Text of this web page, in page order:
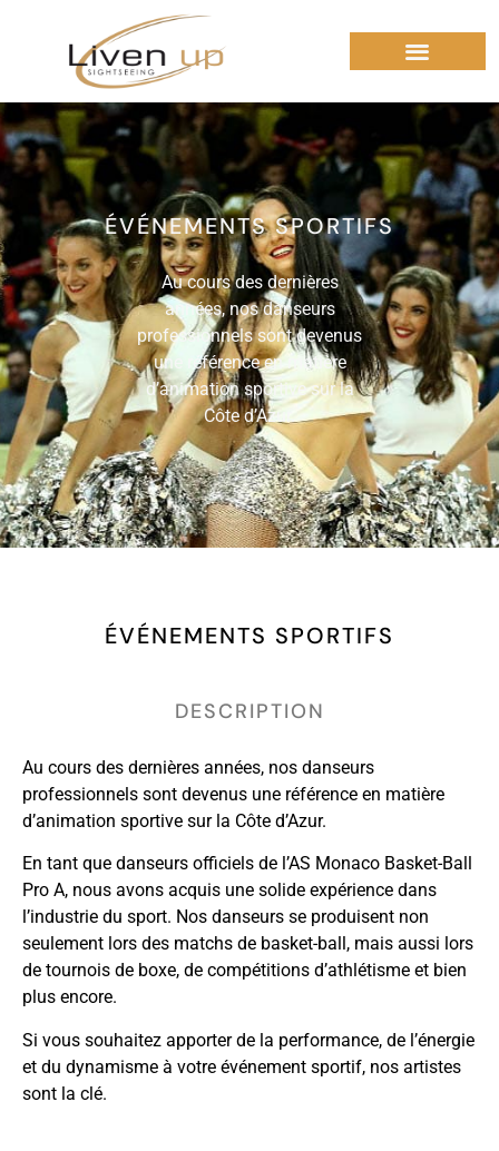
ÉVÉNEMENTS SPORTIFS
Au cours des dernières
années, nos danseurs
professionnels sont devenus
une référence en matière
d’animation sportive sur la
Côte d’Azur.
ÉVÉNEMENTS SPORTIFS
DESCRIPTION
Au cours des dernières années, nos danseurs
professionnels sont devenus une référence en matière
d’animation sportive sur la Côte d’Azur.
En tant que danseurs officiels de l’AS Monaco Basket-Ball
Pro A, nous avons acquis une solide expérience dans
l’industrie du sport. Nos danseurs se produisent non
seulement lors des matchs de basket-ball, mais aussi lors
de tournois de boxe, de compétitions d’athlétisme et bien
plus encore.
Si vous souhaitez apporter de la performance, de l’énergie
et du dynamisme à votre événement sportif, nos artistes
sont la clé.